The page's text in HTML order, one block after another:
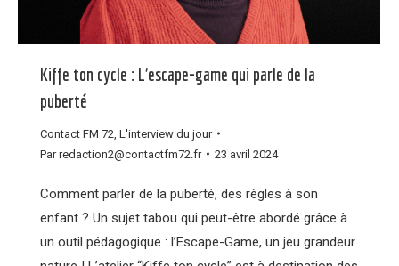
Kiffe ton cycle : L’escape-game qui parle de la
puberté
Contact FM 72 L'interview du jour
Parredaction2@contactfm72.fr 23 avril 2024
Comment parler de la puberté, des règles à son
enfant ? Un sujet tabou qui peut-être abordé grâce à
un outil pédagogique : l’Escape-Game, un jeu grandeur